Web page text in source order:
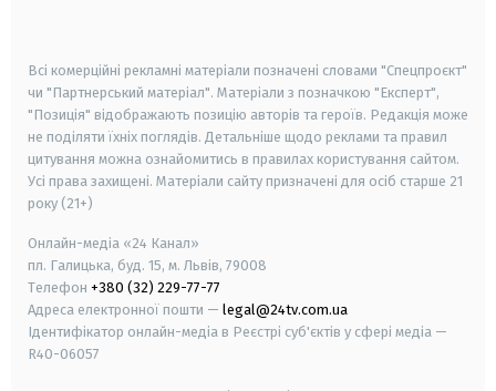
Всі комерційні рекламні матеріали позначені словами "Спецпроєкт"
чи "Партнерський матеріал". Матеріали з позначкою "Експерт",
"Позиція" відображають позицію авторів та героїв. Редакція може
не поділяти їхніх поглядів. Детальніше щодо реклами та правил
цитування можна ознайомитись в правилах користування сайтом.
Усі права захищені. Матеріали сайту призначені для осіб старше 21
року (21+)
Онлайн-медіа «24 Канал»
пл. Галицька, буд. 15, м. Львів, 79008
Телефон +380 (32) 229-77-77
Адреса електронної пошти — legal@24tv.com.ua
Ідентифікатор онлайн-медіа в Реєстрі суб'єктів у сфері медіа —
R40-06057